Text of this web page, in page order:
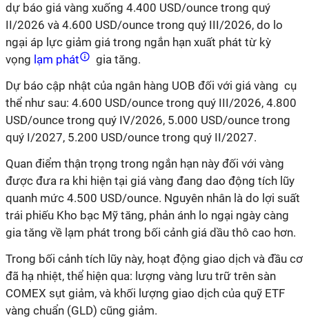
dự báo giá vàng xuống 4.400 USD/ounce trong quý
II/2026 và 4.600 USD/ounce trong quý III/2026, do lo
ngại áp lực giảm giá trong ngắn hạn xuất phát từ kỳ
vọng lạm phát
gia tăng.
Dự báo cập nhật của ngân hàng UOB đối với giá vàng cụ
thể như sau: 4.600 USD/ounce trong quý III/2026, 4.800
USD/ounce trong quý IV/2026, 5.000 USD/ounce trong
quý I/2027, 5.200 USD/ounce trong quý II/2027.
Quan điểm thận trọng trong ngắn hạn này đối với vàng
được đưa ra khi hiện tại giá vàng đang dao động tích lũy
quanh mức 4.500 USD/ounce. Nguyên nhân là do lợi suất
trái phiếu Kho bạc Mỹ tăng, phản ánh lo ngại ngày càng
gia tăng về lạm phát trong bối cảnh giá dầu thô cao hơn.
Trong bối cảnh tích lũy này, hoạt động giao dịch và đầu cơ
đã hạ nhiệt, thể hiện qua: lượng vàng lưu trữ trên sàn
COMEX sụt giảm, và khối lượng giao dịch của quỹ ETF
vàng chuẩn (GLD) cũng giảm.